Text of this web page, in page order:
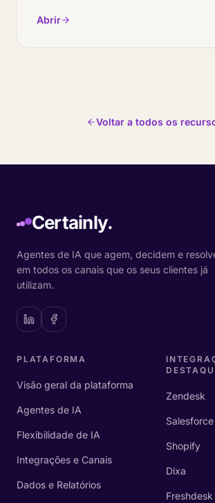
Abrir
Voltar a todos os
Certainly.
Agentes de IA que agem, decidem e
em todos os canais que os seus clientes já
utilizam.
PLATAFORMA
Visão geral da plataforma
Agentes de IA
Flexibilidade de IA
Integrações e Canais
Dados e Relatórios
Zendesk
Salesforce
Shopify
Dixa
Freshdesk